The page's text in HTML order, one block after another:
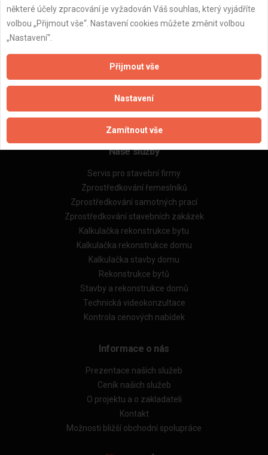
Důležité informace
Zásady pro používání souborů cookie
Naše excelové tabulky online
Naše služby
Servis pro stavební firmy
Zprostředkování řemeslníků
Zprostředkování samotných prací
Zprostředkování stavebních zakázek
Kalkulačka rekonstrukce bytu
Kalkulačka rekonstrukce domu
Kalkulačka stavby domu
Rekonstrukce bytů
Stavby a rekonstrukce domů
Technická videokonzultace
Kontrola cenových nabídek
Informace o nás
Prezentace našich služeb
Ceník našich služeb
O projektu a o zakladateli
Kontakt
Možnosti bližší obchodní spolupráce
některé účely zpracování je vyžadován Váš souhlas, který vyjádříte
volbou „Přijmout vše“. Nastavení cookies můžete změnit volbou
„Nastavení“.
Přijmout vše
Nastavení
Zamítnout vše